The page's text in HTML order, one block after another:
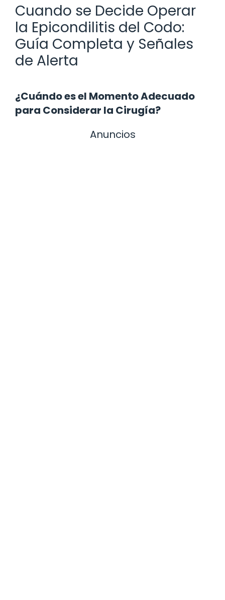
Cuando se Decide Operar
la Epicondilitis del Codo:
Guía Completa y Señales
de Alerta
¿Cuándo es el Momento Adecuado
para Considerar la Cirugía?
Anuncios